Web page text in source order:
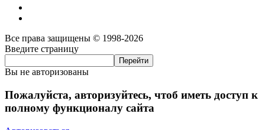
Все права защищены © 1998-2026
Введите страницу
Вы не авторизованы
Пожалуйста, авторизуйтесь, чтоб иметь доступ к
полному функционалу сайта